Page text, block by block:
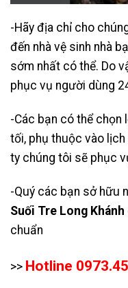
-Hãy địa chỉ cho
đến nhà vệ sinh nhà
sớm nhất có thể. Do
phục vụ người dùng
-Các bạn có thể chọn
tối, phụ thuộc vào lịch
ty chúng tôi sẽ phục
-Quý các bạn sở hữu
Suối Tre Long Khánh
chuẩn
>> Hotline